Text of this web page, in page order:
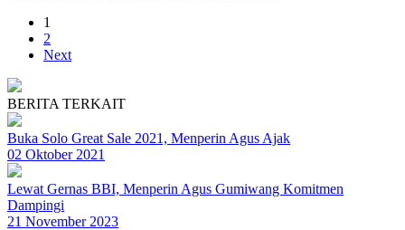
1
2
Next
BERITA TERKAIT
Buka Solo Great Sale 2021, Menperin Agus Ajak
02 Oktober 2021
Lewat Gernas BBI, Menperin Agus Gumiwang Komitmen
Dampingi
21 November 2023